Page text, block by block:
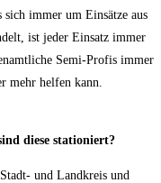
sich immer um Ein­sät­ze aus
ist jeder Ein­satz immer
Semi-Pro­fis immer
mehr hel­fen kann.
die­se stationiert?
und Land­kreis und